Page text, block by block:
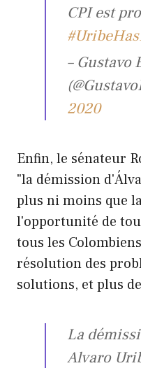
CPI est
– Gustavo
2020
Enfin, le sénateur
"la démission
plus ni moins que
l'opportunité de
tous les
résolution des
solutions, et plus
La
Alvaro